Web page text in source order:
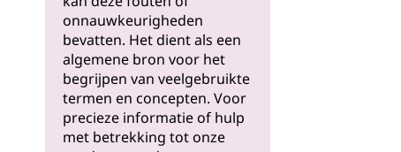
onnauwkeurigheden
bevatten. Het dient als een
algemene bron voor het
begrijpen van veelgebruikte
termen en concepten. Voor
precieze informatie of hulp
met betrekking tot onze